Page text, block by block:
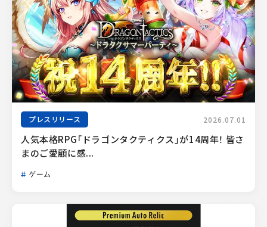
プレスリリース 2026.07.01
人気本格RPG「ドラゴンタクティクス」が14周年！ 皆さ
まのご愛顧に感...
ゲーム